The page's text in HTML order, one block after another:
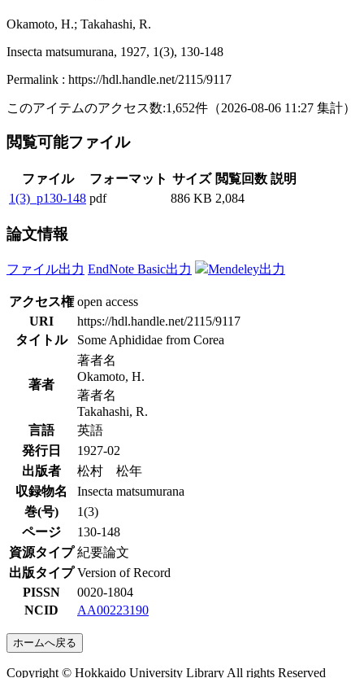
Okamoto, H.; Takahashi, R.
Insecta matsumurana, 1927, 1(3), 130-148
Permalink : https://hdl.handle.net/2115/9117
このアイテムのアクセス数:1,652件 （2026-08-06 11:27 集計）
閲覧可能ファイル
ファイル フォーマット サイズ 閲覧回数 説明
1(3)_p130-148 pdf 886 KB 2,084
論文情報
ファイル出力 EndNote Basic出力 Mendeley出力
アクセス権 open access
URI
https://hdl.handle.net/2115/9117
タイトル
Some Aphididae from Corea
著者
著者名
Okamoto, H.
著者名
Takahashi, R.
言語
英語
発行日
1927-02
出版者
松村 松年
収録物名
Insecta matsumurana
巻(号)
1(3)
ページ
130-148
資源タイプ 紀要論文
出版タイプ Version of Record
PISSN
0020-1804
NCID
AA00223190
ホームへ戻る
Copyright © Hokkaido University Library All rights Reserved